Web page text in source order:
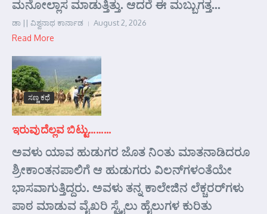
ಮನೋಲ್ಲಾಸ ಮಾಡುತ್ತಿತ್ತು. ಆದರೆ ಈ ಮಬ್ಬುಗತ್ತ...
ಡಾ || ವಿಶ್ವನಾಥ ಕಾರ್ನಾಡ August 2, 2026
Read More
ಸಣ್ಣ ಕಥೆ
ಇರುವುದೆಲ್ಲವ ಬಿಟ್ಟು………
ಅವಳು ಯಾವ ಹುಡುಗರ ಜೊತ ನಿಂತು ಮಾತನಾಡಿದರೂ
ಶ್ರೀಕಾಂತನಪಾಲಿಗೆ ಆ ಹುಡುಗರು ವಿಲನ್‌ಗಳಂತೆಯೇ
ಭಾಸವಾಗುತ್ತಿದ್ದರು. ಅವಳು ತನ್ನ ಕಾಲೇಜಿನ ಲೆಕ್ಚರರ್‌ಗಳು
ಪಾಠ ಮಾಡುವ ವೈಖರಿ ಸ್ಟೈಲು ಹೈಲುಗಳ ಕುರಿತು